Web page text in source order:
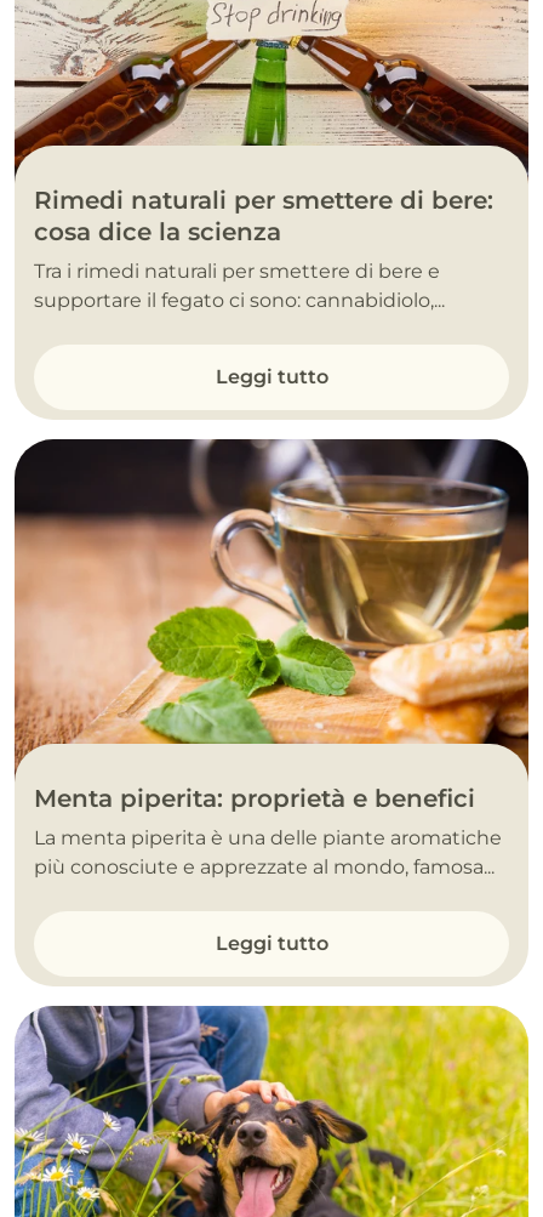
Rimedi naturali per smettere di bere:
cosa dice la scienza
Tra i rimedi naturali per smettere di bere e
supportare il fegato ci sono: cannabidiolo,...
Leggi tutto
Menta piperita: proprietà e benefici
La menta piperita è una delle piante aromatiche
più conosciute e apprezzate al mondo, famosa...
Leggi tutto